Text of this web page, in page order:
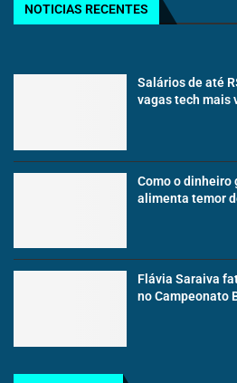
NOTICIAS RECENTES
Salários de até
vagas tech mais
Como o dinheiro
alimenta temor
Flávia Saraiva
no Campeonato